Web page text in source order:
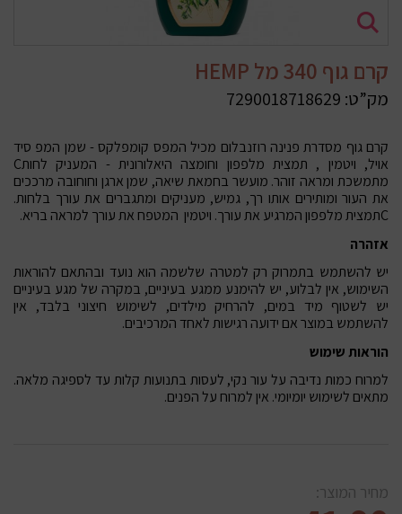
קרם גוף 340 מל HEMP
מק”ט: 7290018718629
קרם גוף מסדרת פנינה רוזנבלום מכיל המפס קומפלקס - שמן המפ סיד
אויל, ויטמין
C, תמצית מלפפון וחומצה היאלורונית - המעניק לחות
מתמשכת ומראה זוהר. מועשר בחמאת שיאה, שמן ארגן וחוחובה מרככים
את העור ומותירים אותו רך, גמיש, מעניקים ומתגברים את עורך בלחות.
תמצית מלפפון המרגיע את עורך. ויטמיןC
המטפח את עורך למראה בריא.
אזהרה
יש להשתמש בתמרוק רק למטרה שלשמה הוא נועד ובהתאם להוראות
השימוש, אין לבלוע, יש להימנע ממגע בעיניים, במקרה של מגע בעיניים
יש לשטוף מיד במים, להרחיק מילדים, לשימוש חיצוני בלבד, אין
להשתמש במוצר אם ידועה רגישות לאחד המרכיבים.
הוראות שימוש
למרוח כמות נדיבה על עור נקי, לעסות בתנועות קלות עד לספיגה מלאה.
מתאים לשימוש יומיומי. אין למרוח על הפנים.
מחיר המוצר: